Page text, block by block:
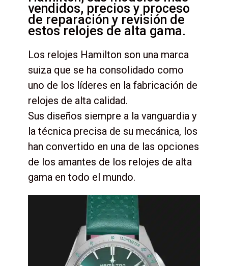
vendidos, precios y proceso
de reparación y revisión de
estos relojes de alta gama.
Los relojes Hamilton son una marca
suiza que se ha consolidado como
uno de los líderes en la fabricación de
relojes de alta calidad.
Sus diseños siempre a la vanguardia y
la técnica precisa de su mecánica, los
han convertido en una de las opciones
de los amantes de los relojes de alta
gama en todo el mundo.